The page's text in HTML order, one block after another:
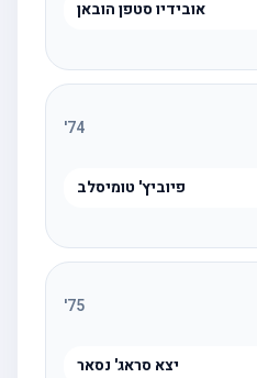
אובידיו סטפן הובאן
74
'
פיוביץ' טומיסלב
75
'
יצא סראג' נסאר